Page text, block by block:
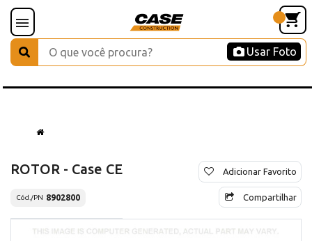
Usar Foto
ROTOR - Case CE
Cód./PN 8902800
Adicionar Favorito
Compartilhar